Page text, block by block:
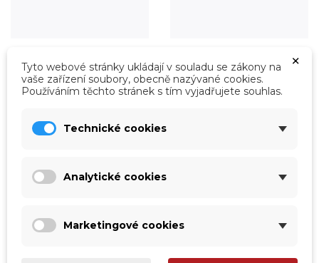
×
Tyto webové stránky ukládají v souladu se zákony na
vaše zařízení soubory, obecně nazývané cookies.
Používáním těchto stránek s tím vyjadřujete souhlas.
Technické cookies
Analytické cookies
Marketingové cookies